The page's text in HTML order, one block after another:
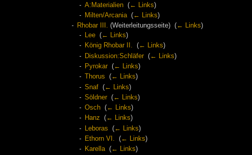
A:Materialien‎ (← Links)
Milten/Arcania‎ (← Links)
Rhobar III. (Weiterleitungsseite) ‎ (← Links)
Lee‎ (← Links)
König Rhobar II.
(← Links)
Diskussion:Schläfer‎ (← Links)
Pyrokar‎ (← Links)
Thorus
(← Links)
Snaf‎ (← Links)
Söldner‎ (← Links)
Osch‎ (← Links)
Hanz
(← Links)
Leboras
(← Links)
Ethorn VI.
(← Links)
Karella‎ (← Links)